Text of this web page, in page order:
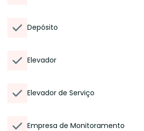
Depósito
Elevador
Elevador de Serviço
Empresa de Monitoramento